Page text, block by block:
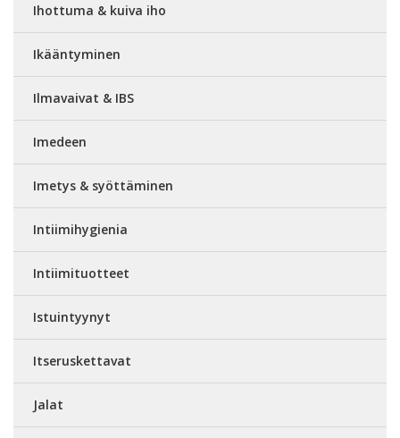
Ihottuma & kuiva iho
Ikääntyminen
Ilmavaivat & IBS
Imedeen
Imetys & syöttäminen
Intiimihygienia
Intiimituotteet
Istuintyynyt
Itseruskettavat
Jalat